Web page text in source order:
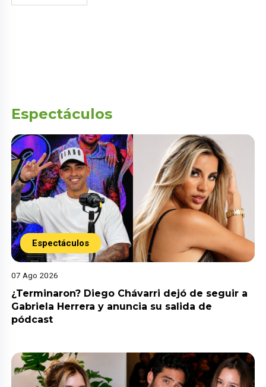
Espectáculos
Espectáculos
07 Ago 2026
¿Terminaron? Diego Chávarri dejó de seguir a
Gabriela Herrera y anuncia su salida de
pódcast